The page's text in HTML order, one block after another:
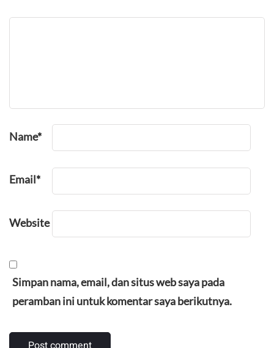
Name*
Email*
Website
Simpan nama, email, dan situs web saya pada
peramban ini untuk komentar saya berikutnya.